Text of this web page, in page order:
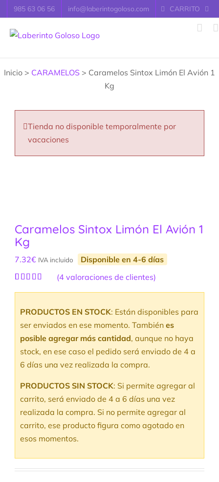
Saltar
al
contenido
985 63 06 56 info@laberintogoloso.com CARRITO
Inicio > CARAMELOS > Caramelos Sintox Limón El Avión 1
Kg
Tienda no disponible temporalmente por
vacaciones
Caramelos Sintox Limón El Avión 1
Kg
7.32€ IVA incluido Disponible en 4-6 días
valoraciones
(4 valoraciones de clientes)
PRODUCTOS EN STOCK: Están disponibles para
ser enviados en ese momento. También es
posible agregar más cantidad, aunque no haya
stock, en ese caso el pedido será enviado de 4 a
6 días una vez realizada la compra.
PRODUCTOS SIN STOCK: Si permite agregar al
carrito, será enviado de 4 a 6 días una vez
realizada la compra. Si no permite agregar al
carrito, ese producto figura como agotado en
esos momentos.